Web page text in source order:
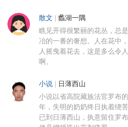
散文 蠡湖一隅
瞧见开得很繁丽的花丛，总
冶的一番的奢想。人在花中
人摇曳着花去，这是多么令
啊。
小说 日薄西山
小说以省高院藏族法官罗布
年，失明的奶奶终日执着绕
已到日薄西山，执意留住罗